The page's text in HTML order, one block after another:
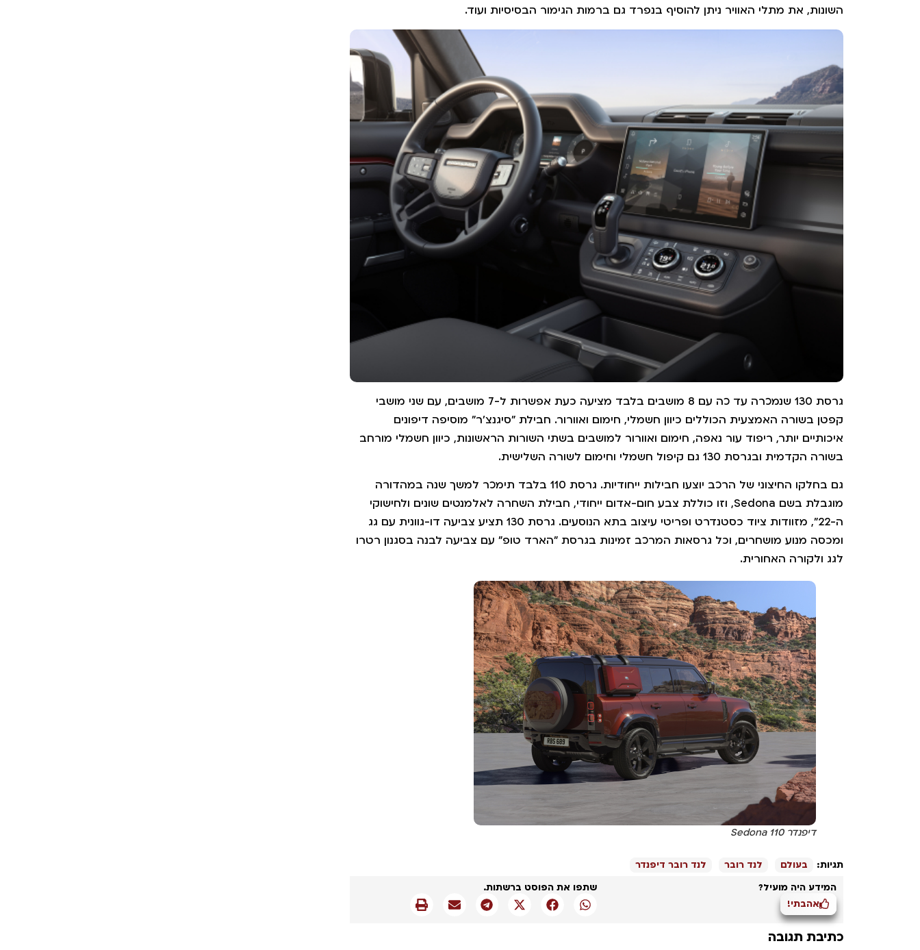
השונות, את מתלי האוויר ניתן להוסיף בנפרד גם ברמות הגימור הבסיסיות ועוד.
גרסת 130 שנמכרה עד כה עם 8 מושבים בלבד מציעה כעת אפשרות ל-7 מושבים, עם שני מושבי
קפטן בשורה האמצעית הכוללים כיוון חשמלי, חימום ואוורור. חבילת "סיגנצ'ר" מוסיפה דיפונים
איכותיים יותר, ריפוד עור נאפה, חימום ואוורור למושבים בשתי השורות הראשונות, כיוון חשמלי מורחב
בשורה הקדמית ובגרסת 130 גם קיפול חשמלי וחימום לשורה השלישית.
גם בחלקו החיצוני של הרכב יוצעו חבילות ייחודיות. גרסת 110 בלבד תימכר למשך שנה במהדורה
מוגבלת בשם Sedona, וזו כוללת צבע חום-אדום ייחודי, חבילת השחרה לאלמנטים שונים ולחישוקי
ה-22", מזוודות ציוד כסטנדרט ופריטי עיצוב בתא הנוסעים. גרסת 130 תציע צביעה דו-גוונית עם גג
ומכסה מנוע מושחרים, וכל גרסאות המרכב זמינות בגרסת "הארד טופ" עם צביעה לבנה בסגנון רטרו
לגג ולקורה האחורית.
דיפנדר 110 Sedona
תגיות: בעולם לנד רובר
לנד רובר דיפנדר
המידע היה מועיל?
אהבתי!
שתפו את הפוסט ברשתות.
כתיבת תגובה